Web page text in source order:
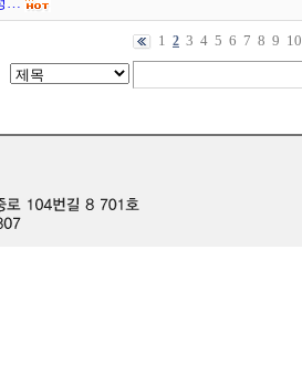
1 2 3 4 5 6 7 8 9 10